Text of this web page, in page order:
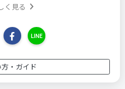
く見る
LINE
・ガイド